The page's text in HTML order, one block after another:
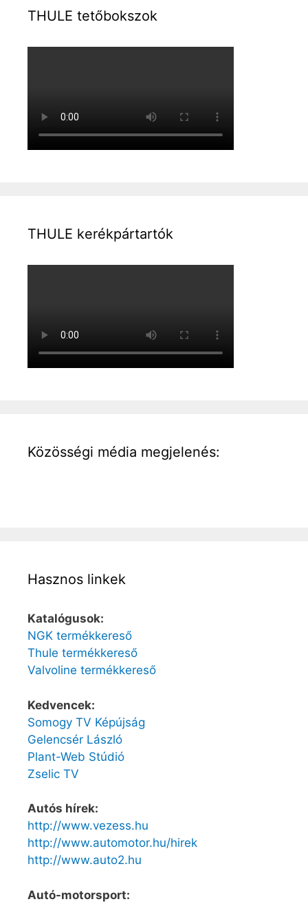
THULE tetőbokszok
THULE kerékpártartók
Közösségi média megjelenés:
Hasznos linkek
Katalógusok:
NGK termékkereső
Thule termékkereső
Valvoline termékkereső
Kedvencek:
Somogy TV Képújság
Gelencsér László
Plant-Web Stúdió
Zselic TV
Autós hírek:
http://www.vezess.hu
http://www.automotor.hu/hirek
http://www.auto2.hu
Autó-motorsport: